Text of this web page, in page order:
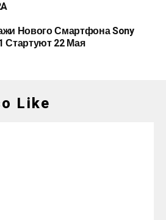
Нового Смартфона Sony
Стартуют 22 Мая
Like